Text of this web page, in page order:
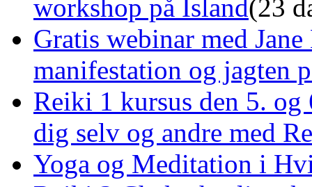
workshop på Island(23
Gratis webinar med
manifestation og jagten
Reiki 1 kursus den 5.
dig selv og andre med
Yoga og Meditation i